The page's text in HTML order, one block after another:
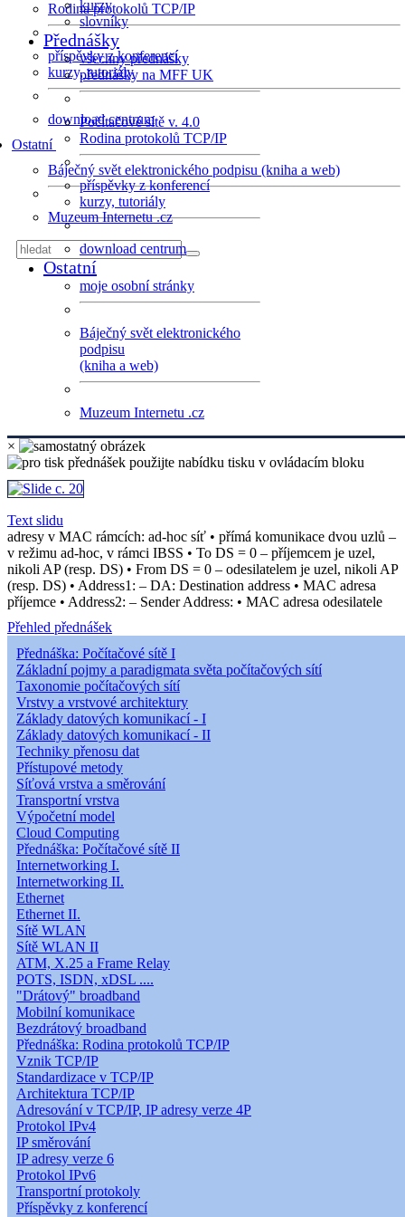
Rodina protokolů TCP/IP
příspěvky z konferencí
kurzy, tutoriály
download centrum
Ostatní
Báječný svět elektronického podpisu (kniha a web)
Muzeum Internetu .cz
kurzy
slovníky
Přednášky
všechny přednášky
přednášky na MFF UK
Počítačové sítě v. 4.0
Rodina protokolů TCP/IP
příspěvky z konferencí
kurzy, tutoriály
download centrum
Ostatní
moje osobní stránky
Báječný svět elektronického
podpisu
(kniha a web)
Muzeum Internetu .cz
×
Text slidu
adresy v MAC rámcích: ad-hoc síť • přímá komunikace dvou uzlů –
v režimu ad-hoc, v rámci IBSS • To DS = 0 – příjemcem je uzel,
nikoli AP (resp. DS) • From DS = 0 – odesilatelem je uzel, nikoli AP
(resp. DS) • Address1: – DA: Destination address • MAC adresa
příjemce • Address2: – Sender Address: • MAC adresa odesilatele
Přehled přednášek
Přednáška: Počítačové sítě I
Základní pojmy a paradigmata světa počítačových sítí
Taxonomie počítačových sítí
Vrstvy a vrstvové architektury
Základy datových komunikací - I
Základy datových komunikací - II
Techniky přenosu dat
Přístupové metody
Síťová vrstva a směrování
Transportní vrstva
Výpočetní model
Cloud Computing
Přednáška: Počítačové sítě II
Internetworking I.
Internetworking II.
Ethernet
Ethernet II.
Sítě WLAN
Sítě WLAN II
ATM, X.25 a Frame Relay
POTS, ISDN, xDSL ....
"Drátový" broadband
Mobilní komunikace
Bezdrátový broadband
Přednáška: Rodina protokolů TCP/IP
Vznik TCP/IP
Standardizace v TCP/IP
Architektura TCP/IP
Adresování v TCP/IP, IP adresy verze 4P
Protokol IPv4
IP směrování
IP adresy verze 6
Protokol IPv6
Transportní protokoly
Příspěvky z konferencí